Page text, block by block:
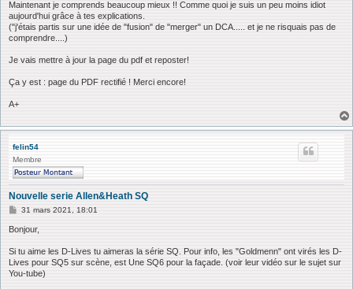
Maintenant je comprends beaucoup mieux !! Comme quoi je suis un peu moins idiot
aujourd'hui grâce à tes explications.
("j'étais partis sur une idée de "fusion" de "merger" un DCA..... et je ne risquais pas de
comprendre....)
Je vais mettre à jour la page du pdf et reposter!
Ça y est : page du PDF rectifié ! Merci encore!
A+
felin54
Membre
Nouvelle serie Allen&Heath SQ
M
s
g
e
31 mars 2021, 18:01
Bonjour,
Si tu aime les D-Lives tu aimeras la série SQ. Pour info, les "Goldmenn" ont virés les D-
Lives pour SQ5 sur scène, est Une SQ6 pour la façade. (voir leur vidéo sur le sujet sur
You-tube)